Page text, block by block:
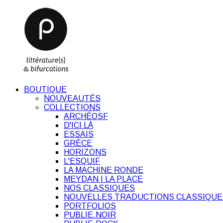
BOUTIQUE
NOUVEAUTÉS
COLLECTIONS
ARCHÉOSF
D'ICI LÀ
ESSAIS
GRÈCE
HORIZONS
L'ESQUIF
LA MACHINE RONDE
MEYDAN | LA PLACE
NOS CLASSIQUES
NOUVELLES TRADUCTIONS
PORTFOLIOS
PUBLIE.NOIR